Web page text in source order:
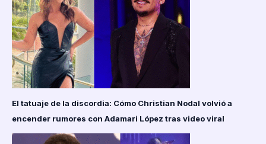
segundos
El tatuaje de la discordia: Cómo Christian Nodal volvió a
encender rumores con Adamari López tras video viral